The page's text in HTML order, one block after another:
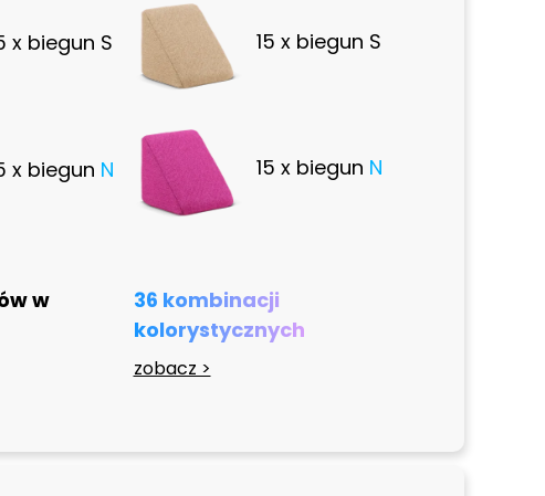
x biegun S
x biegun N
15 x biegun S
15 x biegun N
w
36 kombinacji
kolorystycznych
zobacz >